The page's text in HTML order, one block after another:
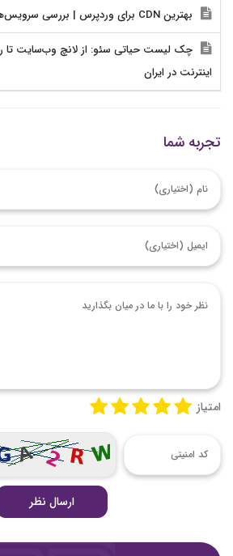
بهترین CDN برای وردپرس | بررسی سرویس‌ها و راهنمای تنظیمات
چک لیست حیاتی سئو: از لانچ وب‌سایت تا
اینترنت در ایران
تجربه شما
امتیاز
ارسال نظر